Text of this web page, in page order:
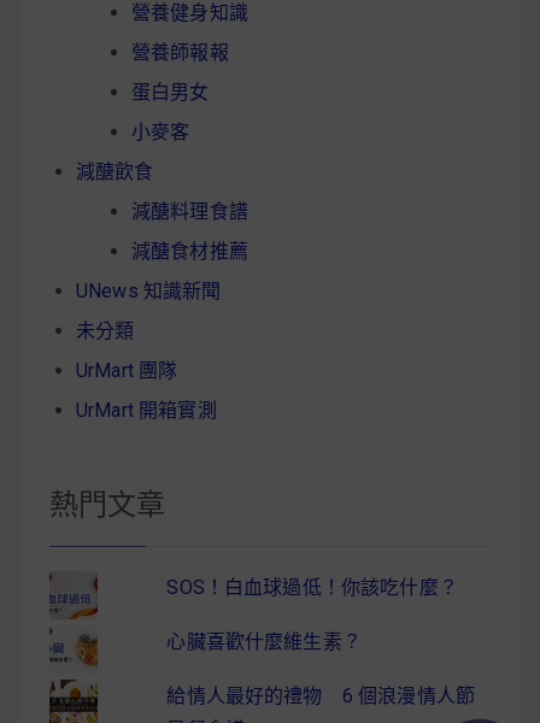
營養健身知識
營養師報報
蛋白男女
小麥客
減醣飲食
減醣料理食譜
減醣食材推薦
UNews 知識新聞
未分類
UrMart 團隊
UrMart 開箱實測
熱門文章
SOS！白血球過低！你該吃什麼？
心臟喜歡什麼維生素？
給情人最好的禮物 6 個浪漫情人節